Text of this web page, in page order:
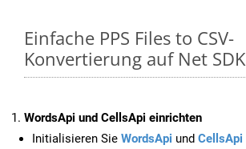
Einfache PPS Files to CSV-
Konvertierung auf Net SDK
WordsApi und CellsApi einrichten
Initialisieren Sie WordsApi und CellsApi